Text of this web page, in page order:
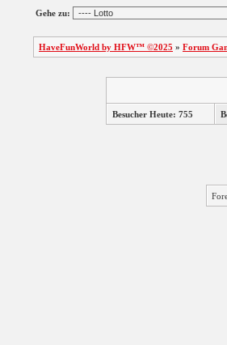
Gehe zu:
HaveFunWorld by HFW™ ©2025 » Forum
Besucher Heute: 755